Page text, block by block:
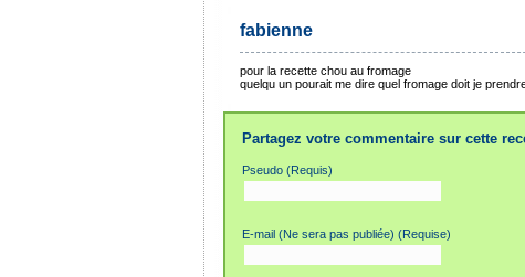
fabienne
pour la recette chou au fromage
quelqu un pourait me dire quel fromage doit je
Partagez votre commentaire sur cette
Pseudo (Requis)
E-mail (Ne sera pas publiée) (Requise)